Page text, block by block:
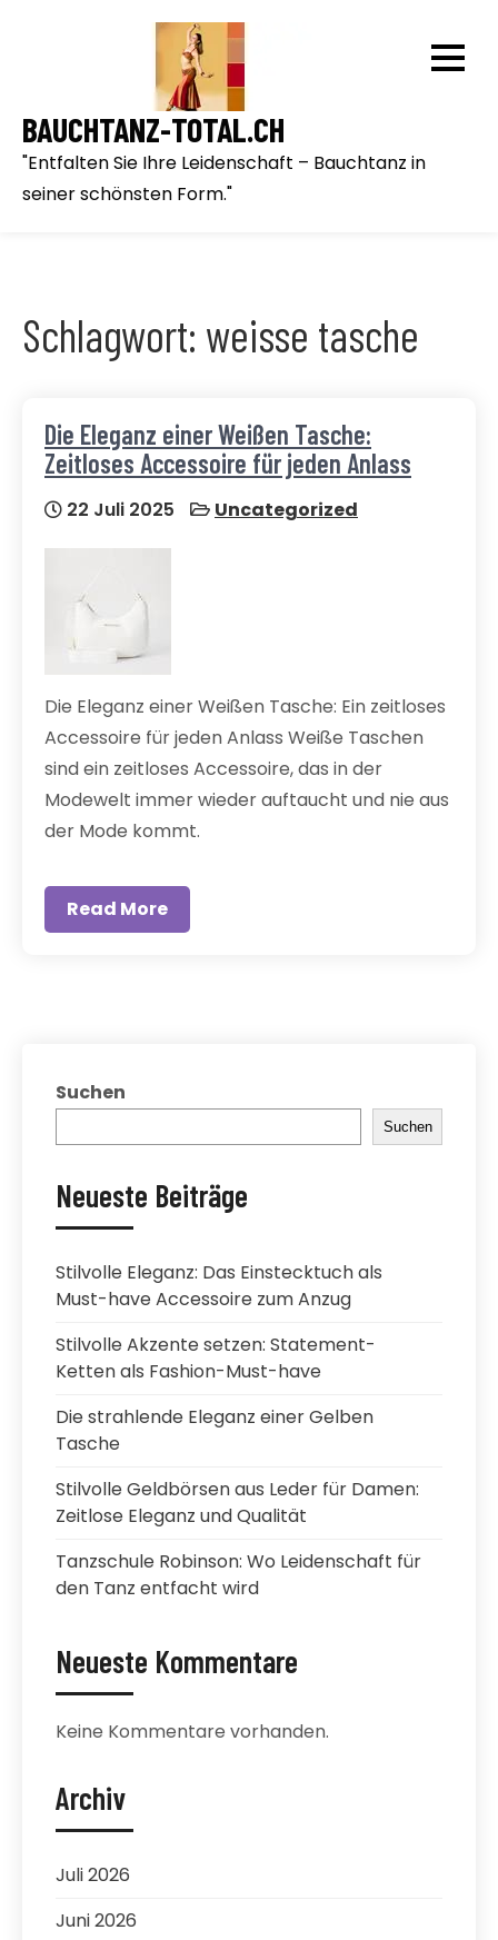
BAUCHTANZ-TOTAL.CH
"Entfalten Sie Ihre Leidenschaft – Bauchtanz in
seiner schönsten Form."
Schlagwort: weisse tasche
Die Eleganz einer Weißen Tasche:
Zeitloses Accessoire für jeden Anlass
22 Juli 2025 Uncategorized
Die Eleganz einer Weißen Tasche: Ein zeitloses
Accessoire für jeden Anlass Weiße Taschen
sind ein zeitloses Accessoire, das in der
Modewelt immer wieder auftaucht und nie aus
der Mode kommt.
Read More
Suchen
Suchen
Neueste Beiträge
Stilvolle Eleganz: Das Einstecktuch als
Must-have Accessoire zum Anzug
Stilvolle Akzente setzen: Statement-
Ketten als Fashion-Must-have
Die strahlende Eleganz einer Gelben
Tasche
Stilvolle Geldbörsen aus Leder für Damen:
Zeitlose Eleganz und Qualität
Tanzschule Robinson: Wo Leidenschaft für
den Tanz entfacht wird
Neueste Kommentare
Keine Kommentare vorhanden.
Archiv
Juli 2026
Juni 2026